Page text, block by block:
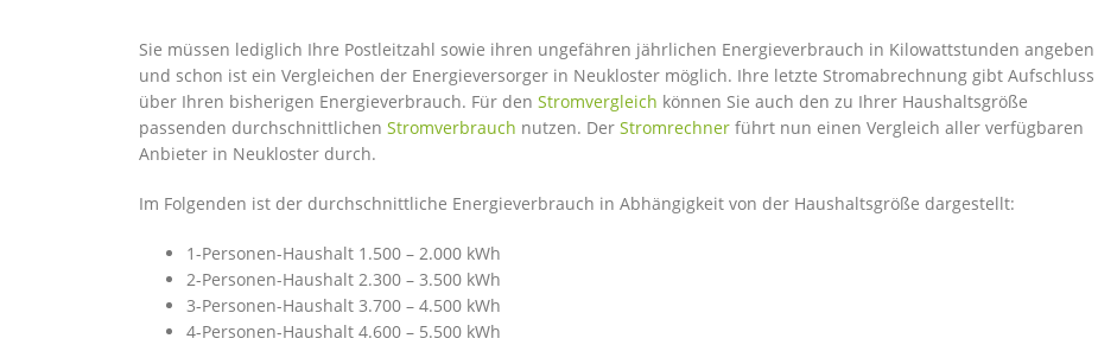
Sie müssen lediglich Ihre Postleitzahl sowie ihren ungefähren jährlichen Energieverbrauch in Kilowattstunden angeben
und schon ist ein Vergleichen der Energieversorger in Neukloster möglich. Ihre letzte Stromabrechnung gibt Aufschluss
über Ihren bisherigen Energieverbrauch. Für den Stromvergleich können Sie auch den zu Ihrer Haushaltsgröße
passenden durchschnittlichen Stromverbrauch nutzen. Der Stromrechner führt nun einen Vergleich aller verfügbaren
Anbieter in Neukloster durch.
Im Folgenden ist der durchschnittliche Energieverbrauch in Abhängigkeit von der Haushaltsgröße dargestellt:
1-Personen-Haushalt 1.500 – 2.000 kWh
2-Personen-Haushalt 2.300 – 3.500 kWh
3-Personen-Haushalt 3.700 – 4.500 kWh
4-Personen-Haushalt 4.600 – 5.500 kWh